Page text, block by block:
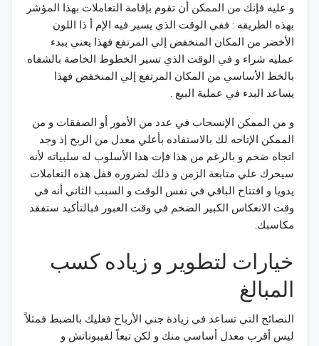
و عليه فإنك من الممكن أن تقوم بإقامة التعاملات بهذا المؤشر
بهذه الطريقه : ففي الوقت الذي يسير فيه الإم أ ذا اللون
الأخضر من المكان المنخفض إلي المرتفع فهذا يعني ببدء
عمليه شراء و في الوقت الذي تسير الخطوط الخاصة بالشفاه
بالخط الأساسي من المكان المرتفع إلي المنخفض فهذا
يساعد البدء في عملية البيع .
و من الممكن الإنسحاب في عدد من الأمور أو الصفقات و من
الممكن الإتاحه لك بالاستفاده بأعلي معدل من الربح إذ وجد
اتجاه ضخم و بالرغم من هذا فإت هذا الأسلوب له سلبياته لأنه
سيحرك علي متابعة الزمن و ذلك لضروره قفل هذه التعاملات
يدويا و افتتاح الباقي في نفس الوقت و السبب الثاني أنه في
وقت الانعكاس الكبير الضخم في وقت العبور فبالتأكيد ستفقد
مكاسبك.
خيارات لتطوير و زياده كسب
المبالغ
النصائح التي تساعد في زيادة جني الأرباح فعليك بالضبط فمثلاً
ليس أقرب معدل أساسي منك و لكن تبعاً لفيبوناتش و